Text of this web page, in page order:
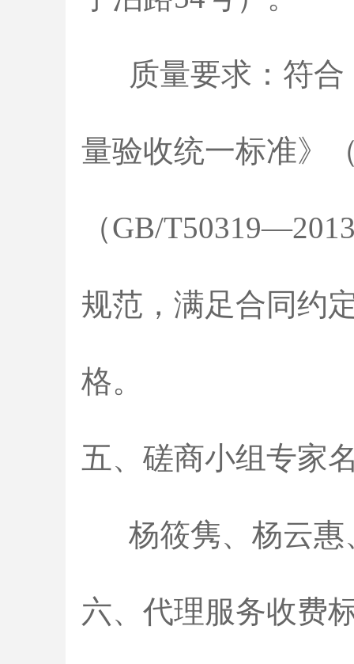
质量要求：符合
量验收统一标准》
（GB/
规范，满足合同约
格。
五、磋商小组专家
杨筱隽、杨云惠
六、代理服务收费